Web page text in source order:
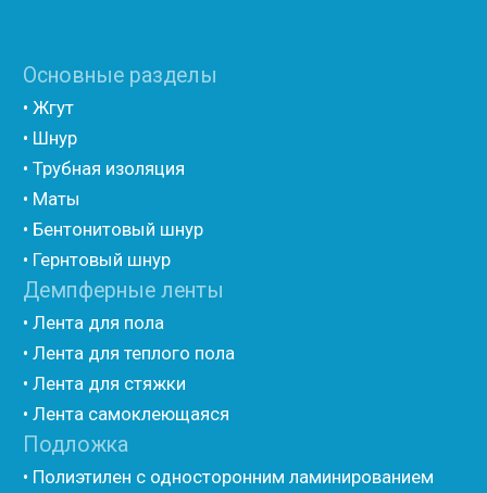
• Вспененный полиэтилен для упаковки НПЭ
• Подложка под ламинат НПЭ
Мастика и герметик
• Мастика для швов
• Герметик для швов
• Герметик «тёплый шов»
• Rustil
• Ecoroom
• Oppa
• Герлен
• Гермит
• Пороизол
• Техническая изоляция Хотпайп
• Ру-флекс
• Энергофлекс
• K-flex
• Вспененный каучук